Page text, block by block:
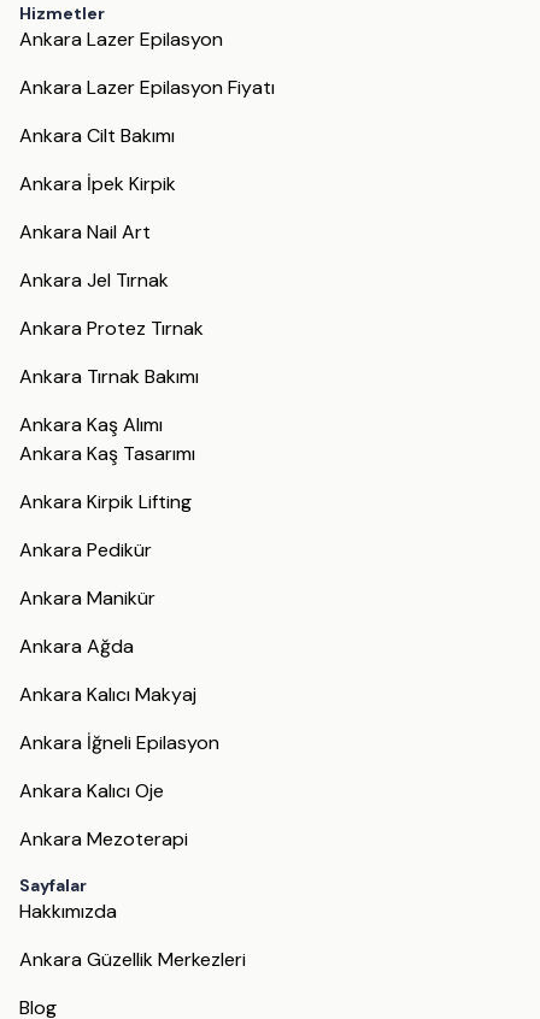
Hizmetler
Ankara Lazer Epilasyon
Ankara Lazer Epilasyon Fiyatı
Ankara Cilt Bakımı
Ankara İpek Kirpik
Ankara Nail Art
Ankara Jel Tırnak
Ankara Protez Tırnak
Ankara Tırnak Bakımı
Ankara Kaş Alımı
Ankara Kaş Tasarımı
Ankara Kirpik Lifting
Ankara Pedikür
Ankara Manikür
Ankara Ağda
Ankara Kalıcı Makyaj
Ankara İğneli Epilasyon
Ankara Kalıcı Oje
Ankara Mezoterapi
Sayfalar
Hakkımızda
Ankara Güzellik Merkezleri
Blog